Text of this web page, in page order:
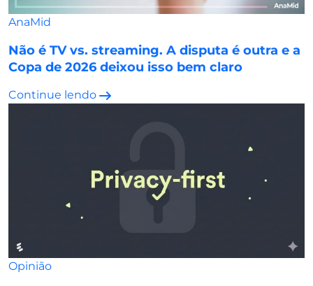
AnaMid
Não é TV vs. streaming. A disputa é outra e a
Copa de 2026 deixou isso bem claro
Continue lendo
Opinião